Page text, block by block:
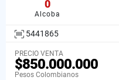
0
Alcoba
5441865
PRECIO VENTA
$850.000.000
Pesos Colombianos